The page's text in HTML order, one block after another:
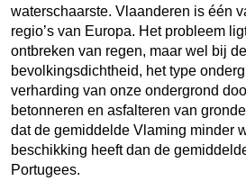
waterschaarste. Vlaanderen is één
regio’s van Europa. Het probleem
ontbreken van regen, maar wel bij de
bevolkingsdichtheid, het type
verharding van onze ondergrond
betonneren en asfalteren van
dat de gemiddelde Vlaming minder
beschikking heeft dan de
Portugees.